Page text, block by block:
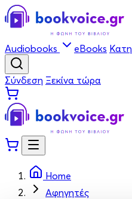
Audiobooks eBooks
Σύνδεση Ξεκίνα τώρα
Home
Αφηγητές